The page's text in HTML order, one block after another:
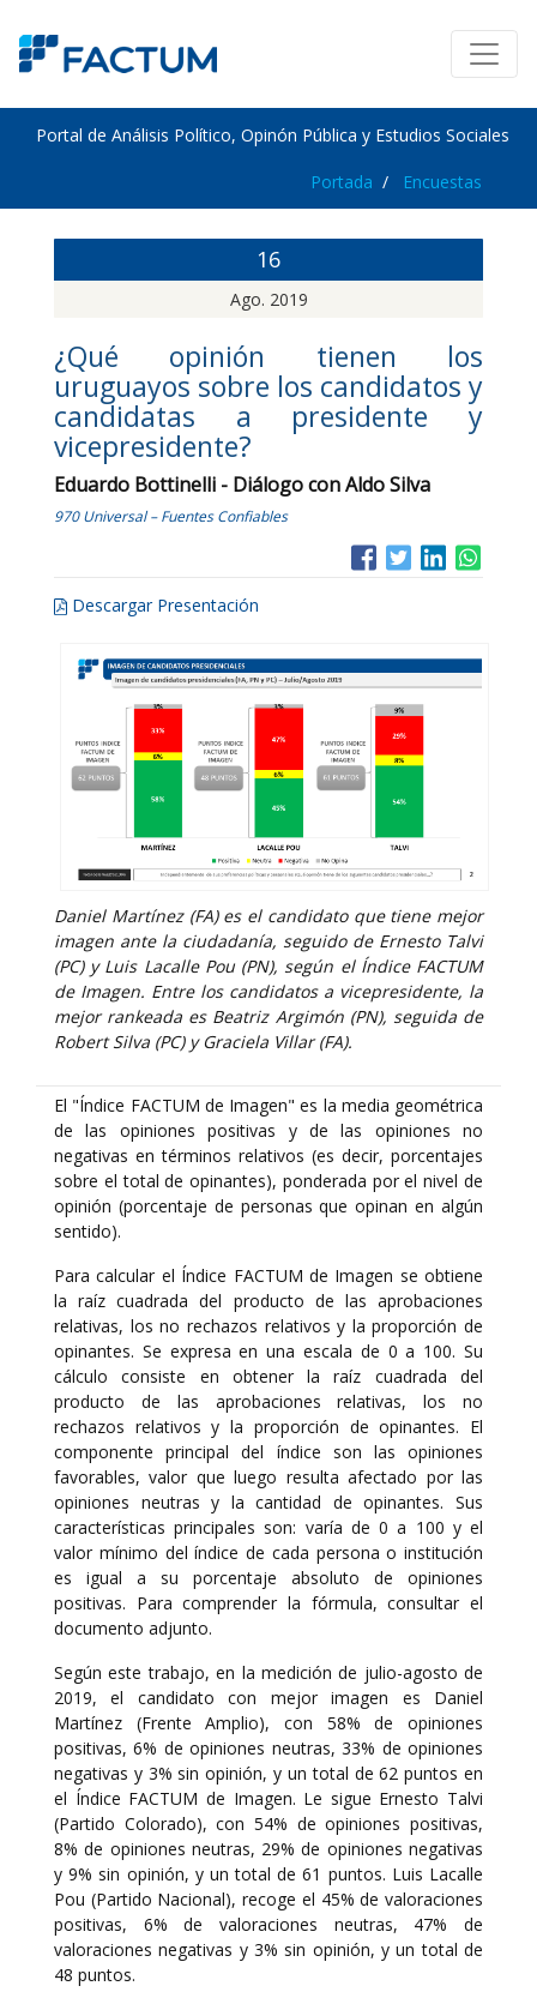
Portal de Análisis Político, Opinón Pública y Estudios Sociales
Portada Encuestas
16
Ago. 2019
¿Qué opinión tienen los
uruguayos sobre los candidatos y
candidatas a presidente y
vicepresidente?
Eduardo Bottinelli - Diálogo con Aldo Silva
970 Universal – Fuentes Confiables
Descargar Presentación
Daniel Martínez (FA) es el candidato que tiene mejor
imagen ante la ciudadanía, seguido de Ernesto Talvi
(PC) y Luis Lacalle Pou (PN), según el Índice FACTUM
de Imagen. Entre los candidatos a vicepresidente, la
mejor rankeada es Beatriz Argimón (PN), seguida de
Robert Silva (PC) y Graciela Villar (FA).
El "Índice FACTUM de Imagen" es la media geométrica
de las opiniones positivas y de las opiniones no
negativas en términos relativos (es decir, porcentajes
sobre el total de opinantes), ponderada por el nivel de
opinión (porcentaje de personas que opinan en algún
sentido).
Para calcular el Índice FACTUM de Imagen se obtiene
la raíz cuadrada del producto de las aprobaciones
relativas, los no rechazos relativos y la proporción de
opinantes. Se expresa en una escala de 0 a 100. Su
cálculo consiste en obtener la raíz cuadrada del
producto de las aprobaciones relativas, los no
rechazos relativos y la proporción de opinantes. El
componente principal del índice son las opiniones
favorables, valor que luego resulta afectado por las
opiniones neutras y la cantidad de opinantes. Sus
características principales son: varía de 0 a 100 y el
valor mínimo del índice de cada persona o institución
es igual a su porcentaje absoluto de opiniones
positivas. Para comprender la fórmula, consultar el
documento adjunto.
Según este trabajo, en la medición de julio-agosto de
2019, el candidato con mejor imagen es Daniel
Martínez (Frente Amplio), con 58% de opiniones
positivas, 6% de opiniones neutras, 33% de opiniones
negativas y 3% sin opinión, y un total de 62 puntos en
el Índice FACTUM de Imagen. Le sigue Ernesto Talvi
(Partido Colorado), con 54% de opiniones positivas,
8% de opiniones neutras, 29% de opiniones negativas
y 9% sin opinión, y un total de 61 puntos. Luis Lacalle
Pou (Partido Nacional), recoge el 45% de valoraciones
positivas, 6% de valoraciones neutras, 47% de
valoraciones negativas y 3% sin opinión, y un total de
48 puntos.